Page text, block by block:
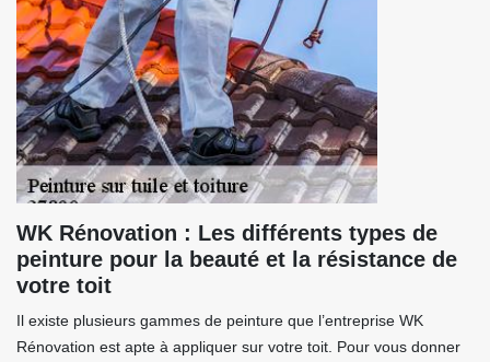
WK Rénovation : Les différents types de
peinture pour la beauté et la résistance de
votre toit
Il existe plusieurs gammes de peinture que l’entreprise WK
Rénovation est apte à appliquer sur votre toit. Pour vous donner